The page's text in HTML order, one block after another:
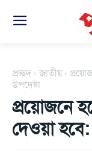
প্রচ্ছদ জাতীয়
উপদেষ্টা
প্রয়োজনে
দেওয়া হবে: